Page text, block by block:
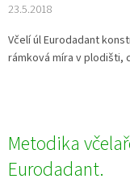
23.5.2018
Včelí úl Eurodadant
rámková míra v plodišti,
Metodika
Eurodadant.